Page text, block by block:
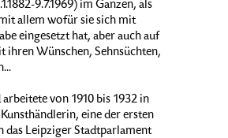
9.7.1969) im Ganzen, als
allem wofür sie sich mit
eingesetzt hat, aber auch auf
ihren Wünschen, Sehnsüchten,
arbeitete von 1910 bis 1932 in
eine der ersten
das Leipziger Stadtparlament